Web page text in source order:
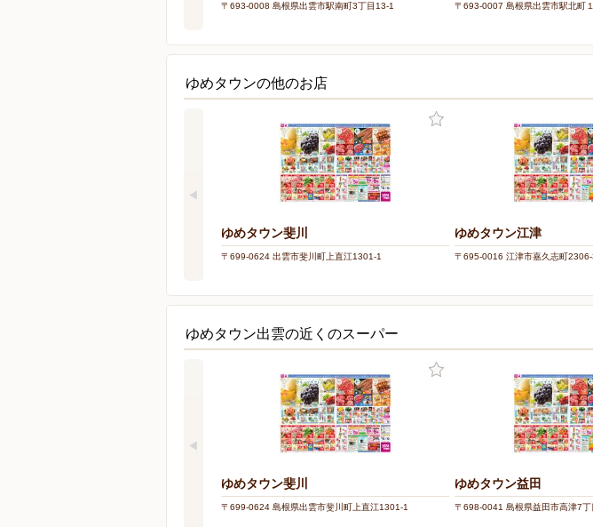
〒693-0008 島根県出雲市駅南町3丁目13-1 〒693-0007 島根県出雲市駅北町
ゆめタウンの他のお店
ゆめタウン斐川
〒699-0624 出雲市斐川町上直江1301-1
ゆめタウン江津
〒695-0016 江津市嘉久志町
ゆめタウン出雲の近くのスーパー
ゆめタウン斐川
〒699-0624 島根県出雲市斐川町上直江1301-1
ゆめタウン益田
〒698-0041 島根県益田市高津7丁